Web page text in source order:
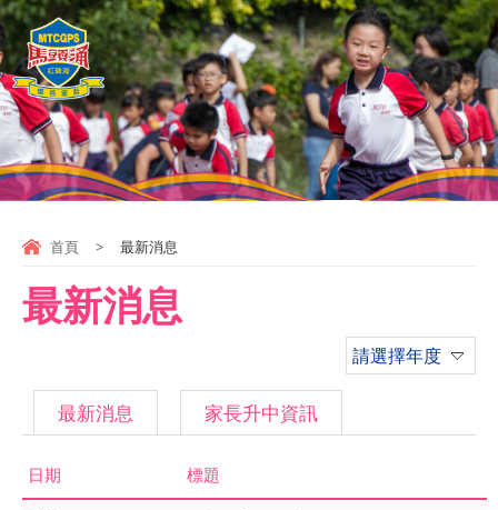
首頁 > 最新消息
最新消息
請選擇年度
最新消息 家長升中資訊
日期 標題